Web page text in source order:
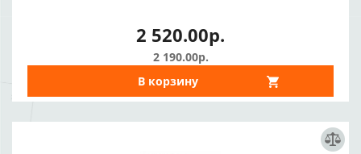
2 520.00р.
2 190.00р.
В корзину